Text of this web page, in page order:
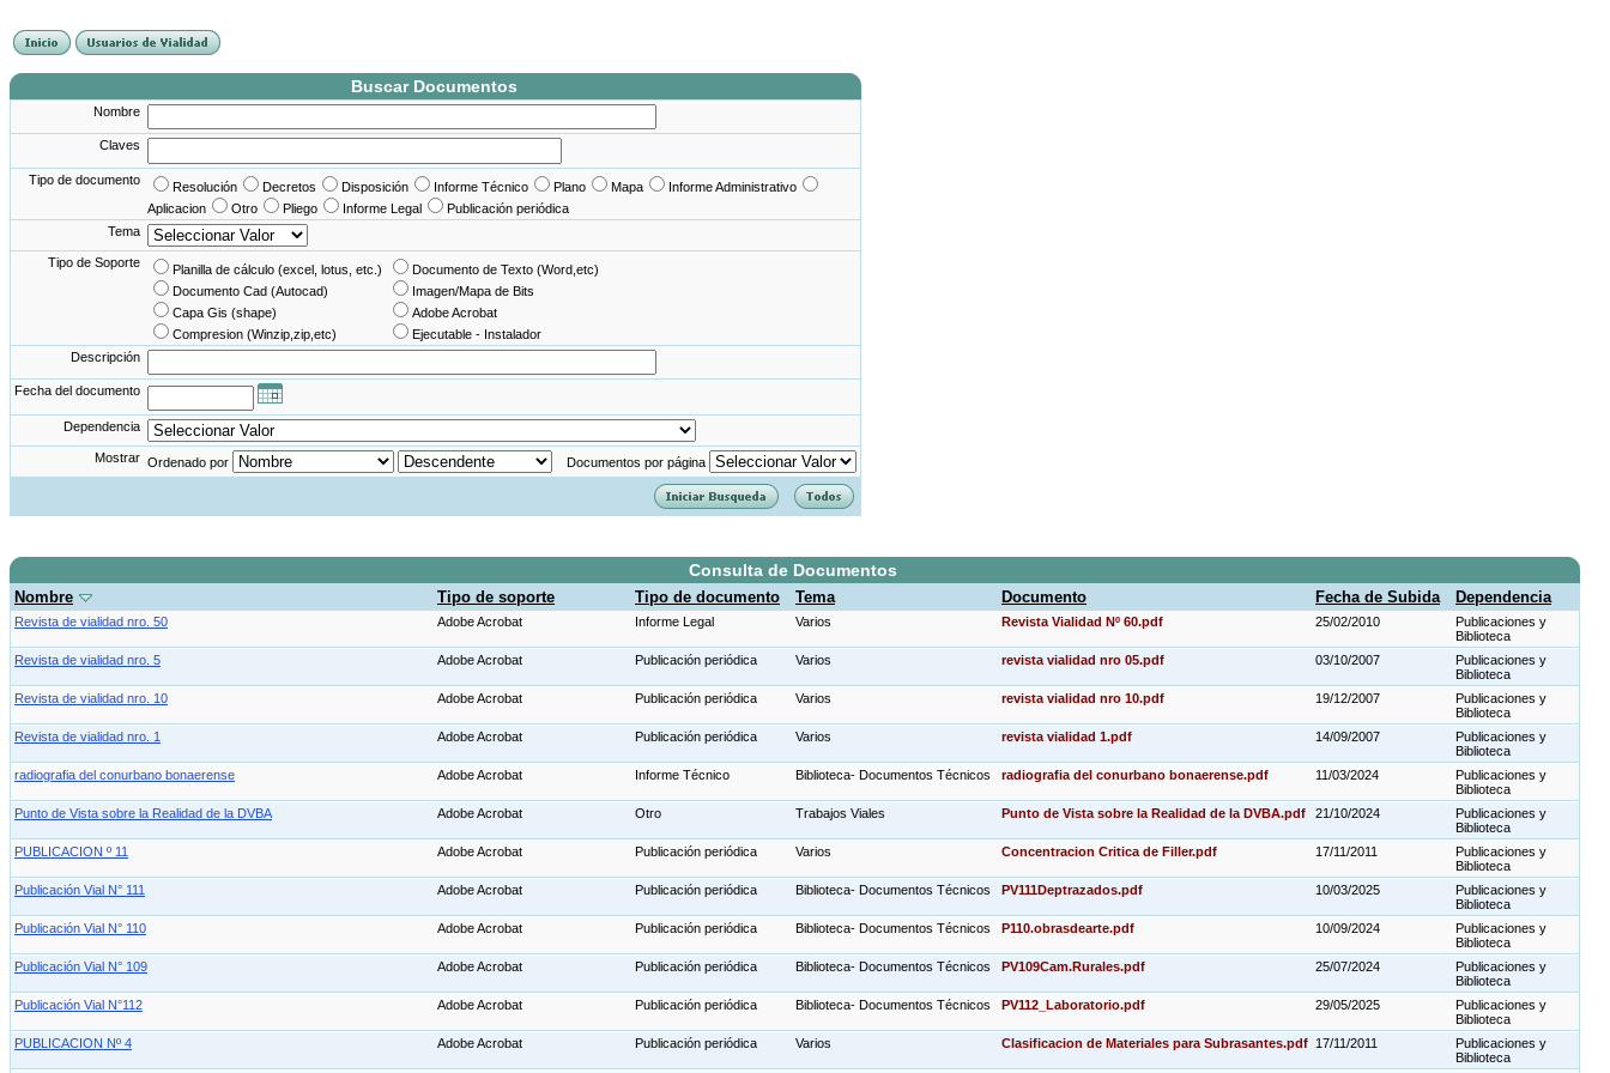
Buscar Documentos
Nombre
Claves
Tipo de documento Resolución Decretos Disposición Informe Técnico Plano Mapa
Informe Administrativo
Aplicacion
Otro Pliego Informe Legal
Publicación periódica
Tema
Tipo de Soporte Planilla de cálculo (excel, lotus, etc.)
Documento de Texto (Word,etc)
Documento Cad (Autocad)
Imagen/Mapa de Bits
Capa Gis (shape)
Adobe Acrobat
Compresion (Winzip,zip,etc)
Ejecutable - Instalador
Descripción
Fecha del documento
Dependencia
Mostrar Ordenado por Documentos por página
Consulta de Documentos
Nombre Tipo de soporte Tipo de documento Tema Documento Fecha de Subida Dependencia
Revista de vialidad nro. 50 Adobe Acrobat Informe Legal Varios Revista Vialidad Nº 60.pdf 25/02/2010
Publicaciones y
Biblioteca
Revista de vialidad nro. 5
Adobe Acrobat Publicación periódica Varios revista vialidad nro 05.pdf 03/10/2007
Publicaciones y
Biblioteca
Revista de vialidad nro. 10
Adobe Acrobat Publicación periódica Varios revista vialidad nro 10.pdf 19/12/2007
Publicaciones y
Biblioteca
Revista de vialidad nro. 1
Adobe Acrobat Publicación periódica Varios revista vialidad 1.pdf 14/09/2007
Publicaciones y
Biblioteca
radiografia del conurbano bonaerense
Adobe Acrobat Informe Técnico Biblioteca- Documentos Técnicos radiografia del conurbano bonaerense.pdf 11/03/2024
Publicaciones y
Biblioteca
Punto de Vista sobre la Realidad de la DVBA
Adobe Acrobat Otro Trabajos Viales Punto de Vista sobre la Realidad de la DVBA.pdf 21/10/2024
Publicaciones y
Biblioteca
PUBLICACION º 11
Adobe Acrobat Publicación periódica Varios Concentracion Critica de Filler.pdf 17/11/2011
Publicaciones y
Biblioteca
Publicación Vial N° 111
Adobe Acrobat Publicación periódica Biblioteca- Documentos Técnicos PV111Deptrazados.pdf 10/03/2025
Publicaciones y
Biblioteca
Publicación Vial N° 110
Adobe Acrobat Publicación periódica Biblioteca- Documentos Técnicos P110.obrasdearte.pdf 10/09/2024
Publicaciones y
Biblioteca
Publicación Vial N° 109
Adobe Acrobat Publicación periódica Biblioteca- Documentos Técnicos PV109Cam.Rurales.pdf 25/07/2024
Publicaciones y
Biblioteca
Publicación Vial N°112
Adobe Acrobat Publicación periódica Biblioteca- Documentos Técnicos PV112_Laboratorio.pdf 29/05/2025
Publicaciones y
Biblioteca
PUBLICACION Nº 4
Adobe Acrobat Publicación periódica Varios Clasificacion de Materiales para Subrasantes.pdf 17/11/2011
Publicaciones y
Biblioteca